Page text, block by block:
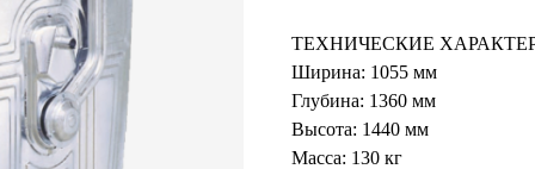
ТЕХНИЧЕСКИЕ
Ширина: 1055 мм
Глубина: 1360 мм
Высота: 1440 мм
Масса: 130 кг